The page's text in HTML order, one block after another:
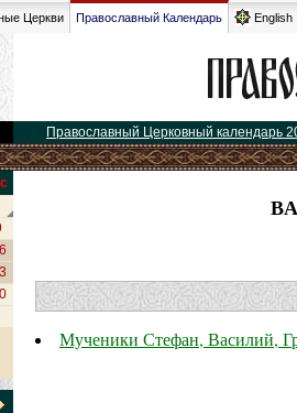
Церкви Православный Календарь English
Православный Церковный календарь
Мученики Стефан, Василий,